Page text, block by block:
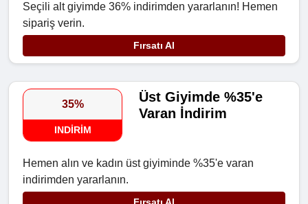
Seçili alt giyimde 36% indirimden yararlanın! Hemen
sipariş verin.
Fırsatı Al
35%
INDIRIM
Üst Giyimde %35'e
Varan İndirim
Hemen alın ve kadın üst giyiminde %35'e varan
indirimden yararlanın.